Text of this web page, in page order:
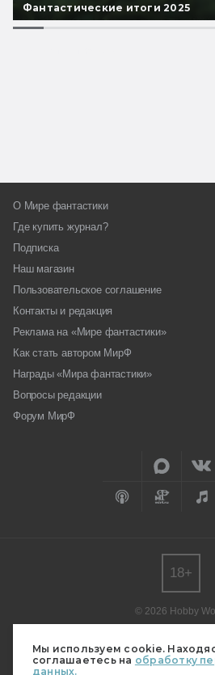
Мы используем cookie.
соглашаетесь на обработку
данных.
Фантастические итоги 2025
О Мире фантастики
Где купить журнал?
Подписка
Наш магазин
Пользовательское соглашение
Контакты и редакция
Реклама на «Мире фантастики»
Как стать автором МирФ
Награды «Мира фантастики»
Вопросы редакции
Форум МирФ
© 2026 Hobby
редакции.
Мнение авторов может не
18+